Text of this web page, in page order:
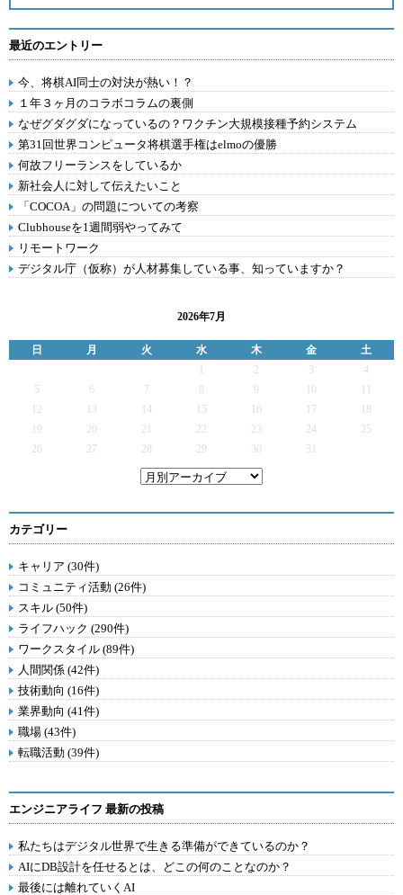
最近のエントリー
今、将棋AI同士の対決が熱い！？
１年３ヶ月のコラボコラムの裏側
なぜグダグダになっているの？ワクチン大規模接種予約システム
第31回世界コンピュータ将棋選手権はelmoの優勝
何故フリーランスをしているか
新社会人に対して伝えたいこと
「COCOA」の問題についての考察
Clubhouseを1週間弱やってみて
リモートワーク
デジタル庁（仮称）が人材募集している事、知っていますか？
2026年7月
日 月 火 水 木 金
土
2 3
4
5
6 7 9
12
13 14 15 16 17
19
20 21 22 23 24
25
26
27 28 29 30 31
カテゴリー
キャリア (30件)
コミュニティ活動 (26件)
スキル (50件)
ライフハック (290件)
ワークスタイル (89件)
人間関係 (42件)
技術動向 (16件)
業界動向 (41件)
職場 (43件)
転職活動 (39件)
エンジニアライフ 最新の投稿
私たちはデジタル世界で生きる準備ができているのか？
AIにDB設計を任せるとは、どこの何のことなのか？
最後には離れていくAI